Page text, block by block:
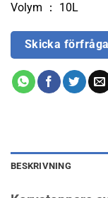
Volym ： 10L
Skicka
BESKRIVNING